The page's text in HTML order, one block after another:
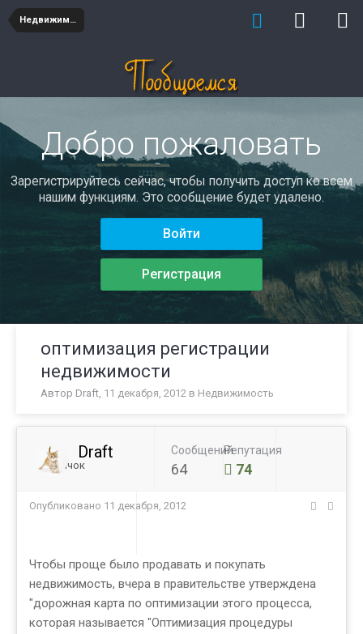
Недвижимость
Добро пожаловать
Зарегистрируйтесь сейчас, чтобы получить доступ ко всем
нашим функциям. Это сообщение будет удалено.
Войти
Регистрация
оптимизация регистрации
недвижимости
Автор Draft, 11 декабря, 2012 в Недвижимость
Draft
Новичок
Сообщений
64
Репутация
74
Опубликовано 11 декабря, 2012
Чтобы проще было продавать и покупать
недвижимость, вчера в правительстве утверждена
"дорожная карта по оптимизации этого процесса,
которая называется "Оптимизация процедуры